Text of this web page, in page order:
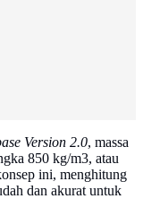
Version 2.0, massa
850 kg/m3, atau
ini, menghitung
dan akurat untuk